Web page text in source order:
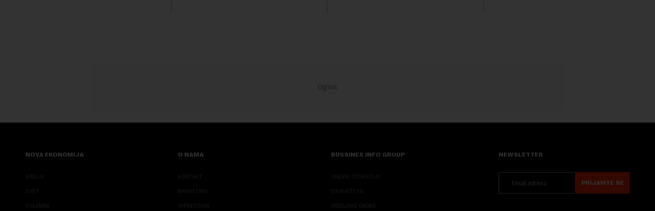
NOVA EKONOMIJA
SRBIJA
SVET
KOLUMNE
O NAMA
KONTAKT
MARKETING
IMPRESSUM
BUSSINES INFO GROUP
ONLINE EDUKACIJE
IZDAVAŠTVO
MEDIJSKE OBUKE
NEWSLETTER
PRIJAVITE SE